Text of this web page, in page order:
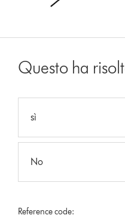
Questo ha
sì
No
Reference code: